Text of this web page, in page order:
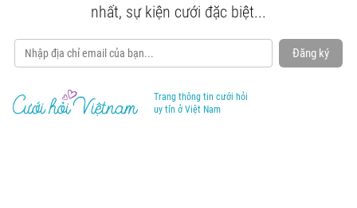
nhất, sự kiện cưới đặc biệt...
Đăng ký
Trang thông tin cưới hỏi
uy tín ở Việt Nam